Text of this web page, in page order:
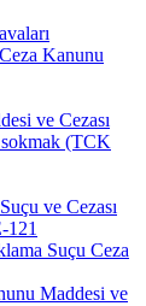
Kanunu
ve Cezası
(TCK
ve Cezası
Suçu Ceza
Maddesi ve